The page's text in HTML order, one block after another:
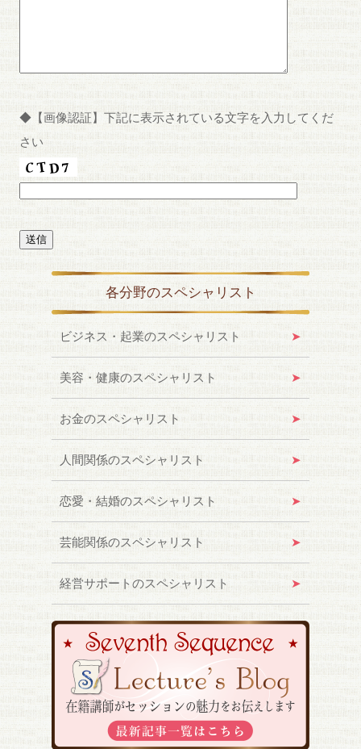
◆【画像認証】下記に表示されている文字を入力してくだ
さい
各分野のスペシャリスト
ビジネス・起業のスペシャリスト
美容・健康のスペシャリスト
お金のスペシャリスト
人間関係のスペシャリスト
恋愛・結婚のスペシャリスト
芸能関係のスペシャリスト
経営サポートのスペシャリスト